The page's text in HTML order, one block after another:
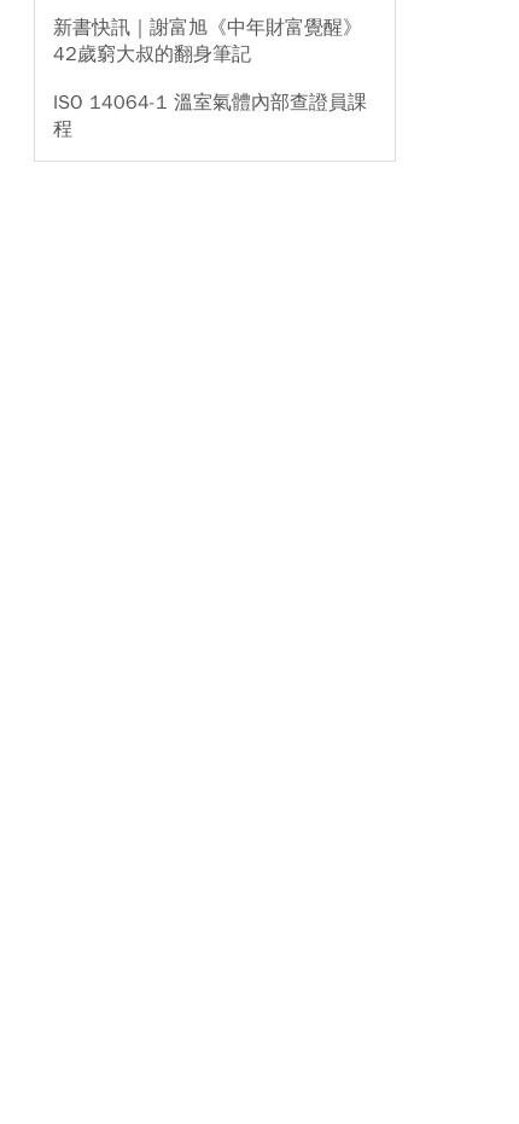
新書快訊｜謝富旭《中年財富覺醒》
42歲窮大叔的翻身筆記
ISO 14064-1 溫室氣體內部查證員課
程